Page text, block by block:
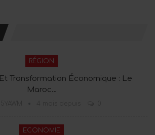
RÉGION
Transformation Économique : Le
Maroc…
ECONOMIE